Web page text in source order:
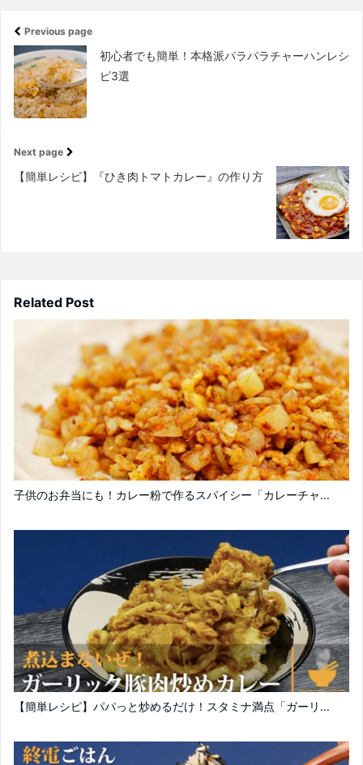
Previous page
初心者でも簡単！本格派パラパラチャーハンレシ
ピ3選
Next page
【簡単レシピ】『ひき肉トマトカレー』の作り方
Related Post
子供のお弁当にも！カレー粉で作るスパイシー「カレーチャ...
【簡単レシピ】パパっと炒めるだけ！スタミナ満点「ガーリ...